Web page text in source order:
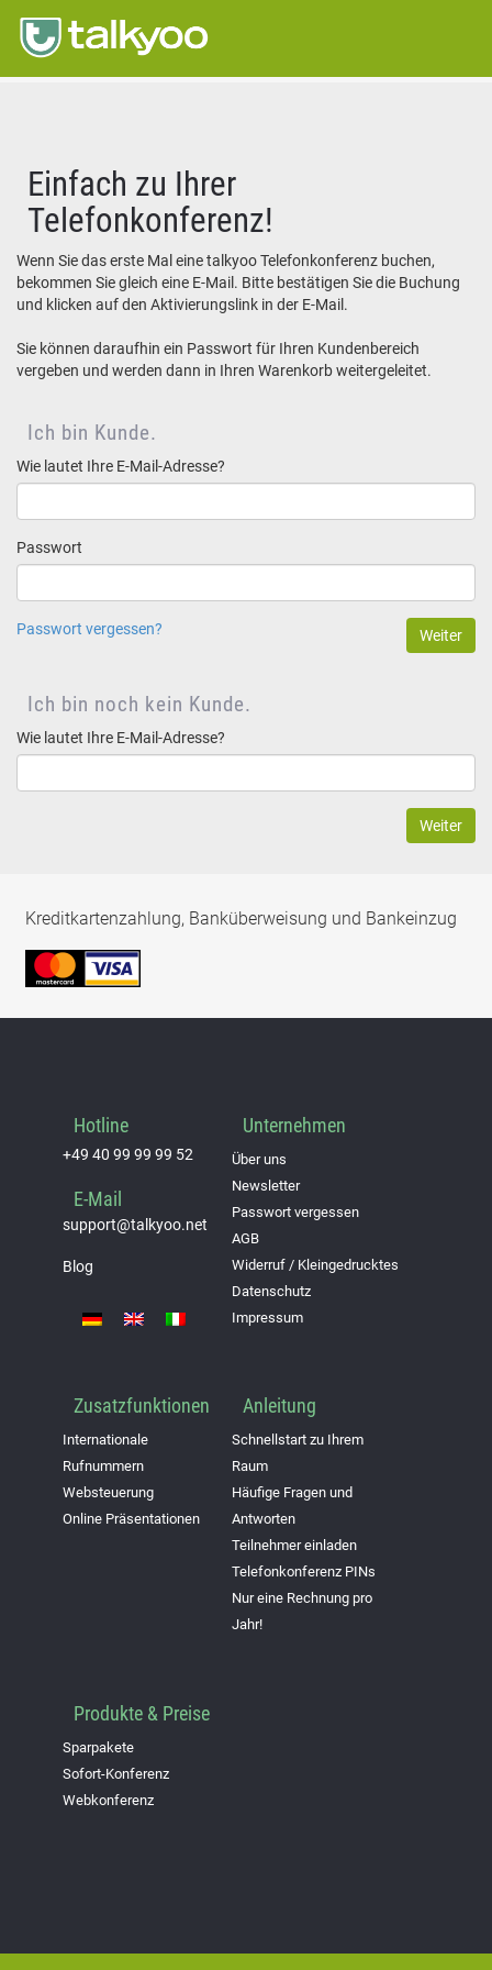
Einfach zu Ihrer
Telefonkonferenz!
Wenn Sie das erste Mal eine talkyoo Telefonkonferenz buchen,
bekommen Sie gleich eine E-Mail. Bitte bestätigen Sie die Buchung
und klicken auf den Aktivierungslink in der E-Mail.
Sie können daraufhin ein Passwort für Ihren Kundenbereich
vergeben und werden dann in Ihren Warenkorb weitergeleitet.
Ich bin Kunde.
Wie lautet Ihre E-Mail-Adresse?
Passwort
Passwort vergessen?
Ich bin noch kein Kunde.
Wie lautet Ihre E-Mail-Adresse?
Kreditkartenzahlung, Banküberweisung und Bankeinzug
Hotline
+49 40 99 99 99 52
E-Mail
support@talkyoo.net
Blog
Unternehmen
Über uns
Newsletter
Passwort vergessen
AGB
Widerruf / Kleingedrucktes
Datenschutz
Impressum
Zusatzfunktionen
Internationale
Rufnummern
Websteuerung
Online Präsentationen
Anleitung
Schnellstart zu Ihrem
Raum
Häufige Fragen und
Antworten
Teilnehmer einladen
Telefonkonferenz PINs
Nur eine Rechnung pro
Jahr!
Produkte & Preise
Sparpakete
Sofort-Konferenz
Webkonferenz